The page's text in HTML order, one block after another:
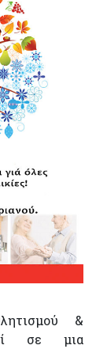
&
σε μια